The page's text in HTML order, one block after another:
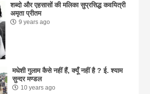
शब्दो और एहसासों की मलिका सुप्रसिद्ध कवयित्री
अमृता प्रीतम
9 years ago
मधेशी गुलाम कैसे नहीं हैं, क्यूँ नहीं है ? ई. श्याम
सुन्दर मण्डल
10 years ago